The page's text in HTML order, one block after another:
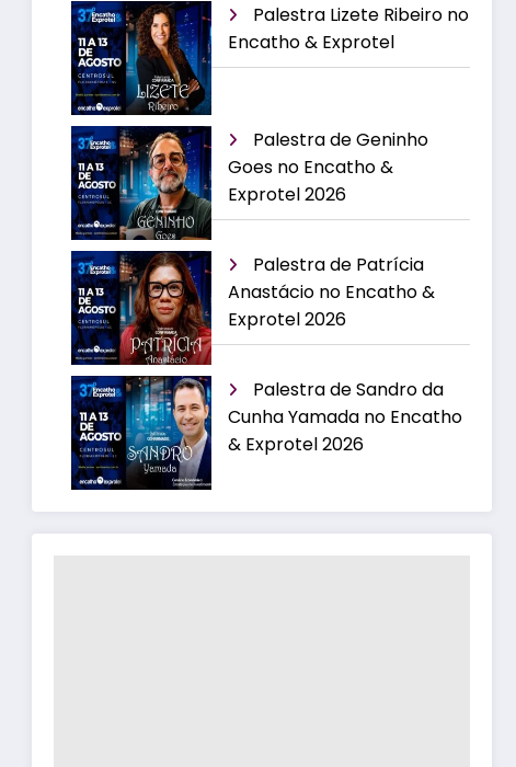
Palestra Lizete Ribeiro no
Encatho & Exprotel
Palestra de Geninho
Goes no Encatho &
Exprotel 2026
Palestra de Patrícia
Anastácio no Encatho &
Exprotel 2026
Palestra de Sandro da
Cunha Yamada no Encatho
& Exprotel 2026